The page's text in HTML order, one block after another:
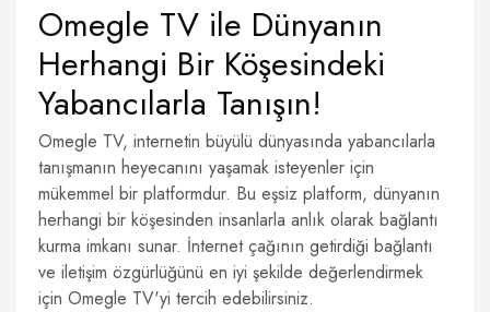
Omegle TV ile Dünyanın
Herhangi Bir Köşesindeki
Yabancılarla Tanışın!
Omegle TV, internetin büyülü dünyasında yabancılarla
tanışmanın heyecanını yaşamak isteyenler için
mükemmel bir platformdur. Bu eşsiz platform, dünyanın
herhangi bir köşesinden insanlarla anlık olarak bağlantı
kurma imkanı sunar. İnternet çağının getirdiği bağlantı
ve iletişim özgürlüğünü en iyi şekilde değerlendirmek
için Omegle TV'yi tercih edebilirsiniz.